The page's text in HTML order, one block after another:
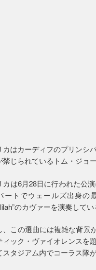
カはカーディフのプリンシ
禁じられているトム・ジョ
カは6月28日に行われた公
ートでウェールズ出身の
のカヴァーを演奏してい
、この選曲には複雑な背景
ィック・ヴァイオレンスを
スタジアム内でコーラス隊